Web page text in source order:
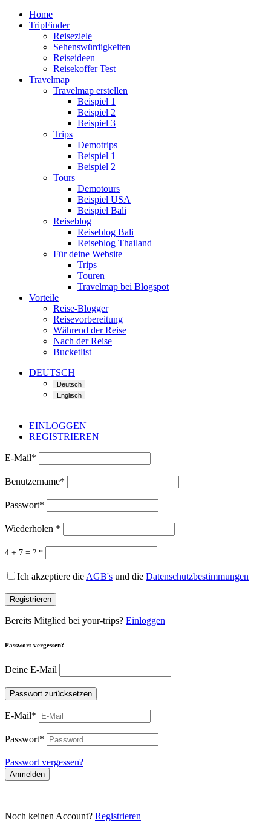
Home
TripFinder
Reiseziele
Sehenswürdigkeiten
Reiseideen
Reisekoffer Test
Travelmap
Travelmap erstellen
Beispiel 1
Beispiel 2
Beispiel 3
Trips
Demotrips
Beispiel 1
Beispiel 2
Tours
Demotours
Beispiel USA
Beispiel Bali
Reiseblog
Reiseblog Bali
Reiseblog Thailand
Für deine Website
Trips
Touren
Travelmap bei Blogspot
Vorteile
Reise-Blogger
Reisevorbereitung
Während der Reise
Nach der Reise
Bucketlist
DEUTSCH
EINLOGGEN
REGISTRIEREN
E-Mail*
Benutzername*
Passwort*
Wiederholen *
4 + 7 = ? *
Ich akzeptiere die AGB's und die Datenschutzbestimmungen
Registrieren
Bereits Mitglied bei your-trips? Einloggen
Passwort vergessen?
Deine E-Mail
Passwort zurücksetzen
E-Mail*
Passwort*
Passwort vergessen?
Anmelden
Noch keinen Account? Registrieren